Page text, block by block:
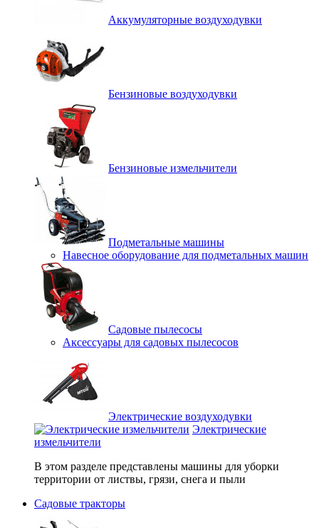
Аккумуляторные воздуходувки
Бензиновые воздуходувки
Бензиновые измельчители
Подметальные машины
Навесное оборудование для подметальных машин
Садовые пылесосы
Аксессуары для садовых пылесосов
Электрические воздуходувки
Электрические
измельчители
В этом разделе представлены машины для уборки
территории от листвы, грязи, снега и пыли
Садовые тракторы